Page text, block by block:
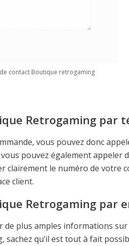
contact Boutique retrogaming
Retrogaming par
vous pouvez donc
pouvez également appeler
clairement le numéro de votre
client.
Retrogaming par
de plus amples informations
sachez qu’il est tout à fait